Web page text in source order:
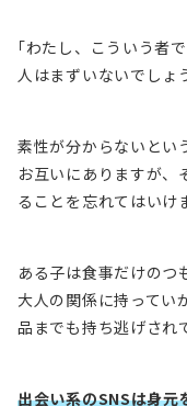
｢わたし、こういう者
人はまずいないでしょ
素性が分からないとい
お互いにありますが、
る ことを忘れてはいけ
ある子は食事だけのつ
大人の関係に持ってい
品までも持ち逃げさ
出会い系のSNSは身元